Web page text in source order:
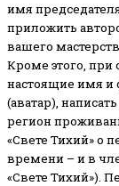
имя
приложить
вашего
Кроме этого, при
настоящие имя и
(аватар),
регион
«Свете Тихий» о
времени – и в
«Свете Тихий»).